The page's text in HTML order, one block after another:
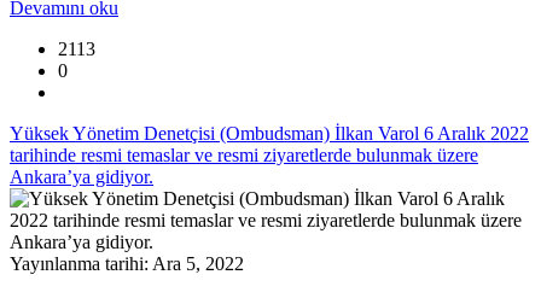
Devamını oku
2113
0
Yüksek Yönetim Denetçisi (Ombudsman) İlkan Varol 6 Aralık 2022
tarihinde resmi temaslar ve resmi ziyaretlerde bulunmak üzere
Ankara’ya gidiyor.
Yayınlanma tarihi: Ara 5, 2022